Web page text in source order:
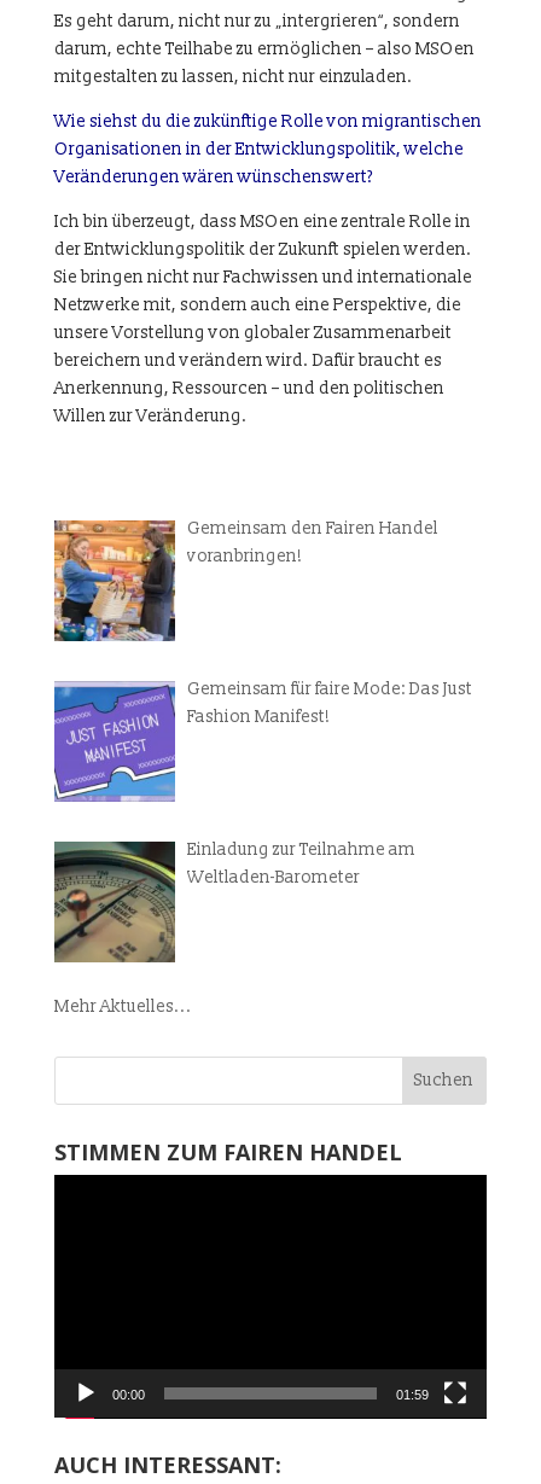
Es geht darum, nicht nur zu „intergrieren“, sondern
darum, echte Teilhabe zu ermöglichen – also MSOen
mitgestalten zu lassen, nicht nur einzuladen.
Wie siehst du die zukünftige Rolle von migrantischen
Organisationen in der Entwicklungspolitik, welche
Veränderungen wären wünschenswert?
Ich bin überzeugt, dass MSOen eine zentrale Rolle in
der Entwicklungspolitik der Zukunft spielen werden.
Sie bringen nicht nur Fachwissen und internationale
Netzwerke mit, sondern auch eine Perspektive, die
unsere Vorstellung von globaler Zusammenarbeit
bereichern und verändern wird. Dafür braucht es
Anerkennung, Ressourcen – und den politischen
Willen zur Veränderung.
Gemeinsam den Fairen Handel
voranbringen!
Gemeinsam für faire Mode: Das Just
Fashion Manifest!
Einladung zur Teilnahme am
Weltladen-Barometer
Mehr Aktuelles...
STIMMEN ZUM FAIREN HANDEL
00:00 01:59
AUCH INTERESSANT: